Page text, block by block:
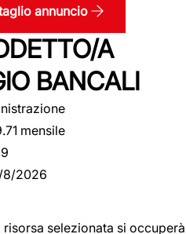
annuncio
A
BANCALI
mensile
8/2026
risorsa selezionata si occuperà